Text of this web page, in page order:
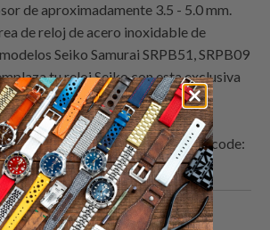
de aproximadamente 3.5 - 5.0 mm.
de reloj de acero inoxidable de
Seiko Samurai SRPB51, SRPB09
tu reloj Seiko con esta exclusiva
de bandas de reloj por Strapcode:
SRPB09 Blue Lagoon